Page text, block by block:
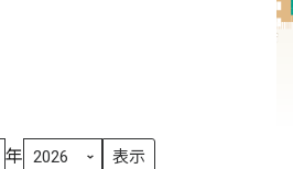
年